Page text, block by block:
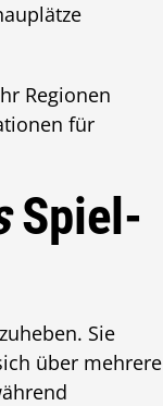
Regionen
für
Spiel-
Sie
über mehrere